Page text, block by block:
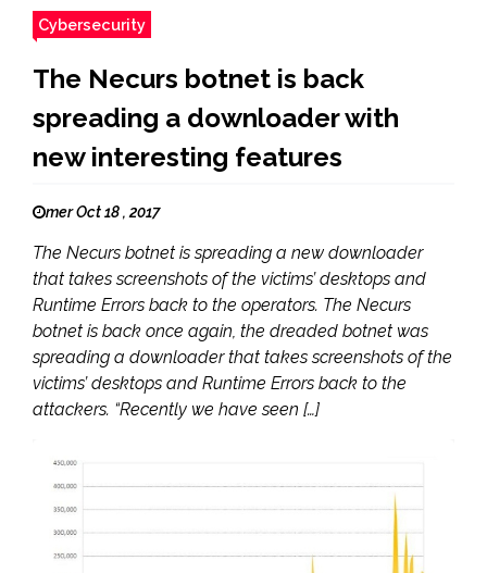
Cybersecurity
The Necurs botnet is back
spreading a downloader with
new interesting features
mer Oct 18 , 2017
The Necurs botnet is spreading a new downloader
that takes screenshots of the victims’ desktops and
Runtime Errors back to the operators. The Necurs
botnet is back once again, the dreaded botnet was
spreading a downloader that takes screenshots of the
victims’ desktops and Runtime Errors back to the
attackers. “Recently we have seen […]